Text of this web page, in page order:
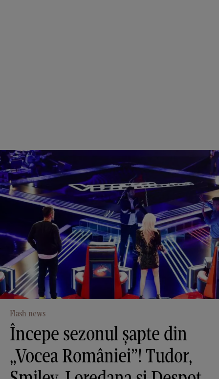
Flash news
Începe sezonul şapte din
„Vocea României”! Tudor,